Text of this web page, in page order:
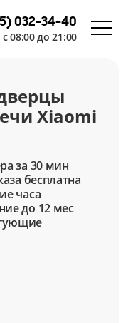
032-34-40
08:00 до 21:00
Xiaomi
за 30 мин
бесплатна
часа
до 12 мес